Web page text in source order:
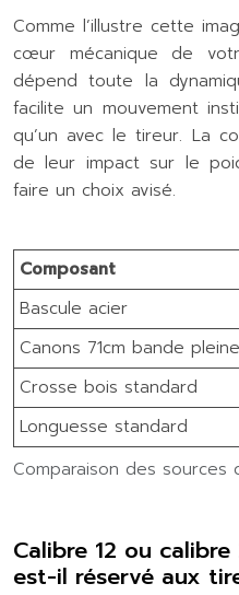
Comme l’illustre cette
cœur mécanique de
dépend toute la
facilite un mouvement
qu’un avec le tireur. La
de leur impact sur le
faire un choix avisé.
Comparaison des
Composant
Bascule acier
Canons 71cm bande pleine
Crosse bois standard
Longuesse standard
Calibre 12 ou
est-il réservé aux